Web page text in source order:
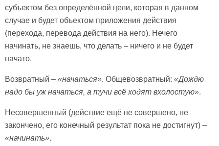
субъектом без определённой цели, которая в данном
случае и будет объектом приложения действия
(перехода, перевода действия на него). Нечего
начинать, не знаешь, что делать – ничего и не будет
начато.
Возвратный – «начаться». Общевозвратный: «Дождю
надо бы уж начаться, а тучи всё ходят вхолостую».
Несовершенный (действие ещё не совершено, не
закончено, его конечный результат пока не достигнут) –
«начинать».